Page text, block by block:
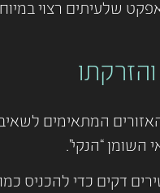
שלעיתים רצוי
המתאימים
“הנקי”.
דקים כדי להכניס